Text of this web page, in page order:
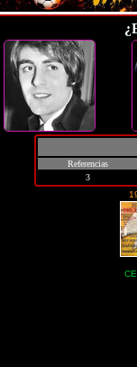
Referencias
3